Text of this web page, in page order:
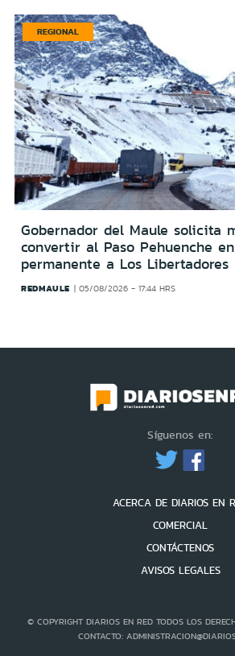
REGIONAL
Gobernador del Maule solicita
convertir al Paso Pehuenche
permanente a Los Libertadores
REDMAULE 05/08/2026 - 17:44 HRS
Síguenos en:
ACERCA DE DIARIOS EN
COMERCIAL
CONTÁCTENOS
AVISOS LEGALES
© COPYRIGHT DIARIOS EN RED TODOS LOS
CONTACTO: